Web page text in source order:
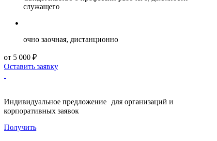
служащего
очно заочная, дистанционно
от 5 000 ₽
Оставить заявку
Индивидуальное предложение для организаций и
корпоративных заявок
Получить